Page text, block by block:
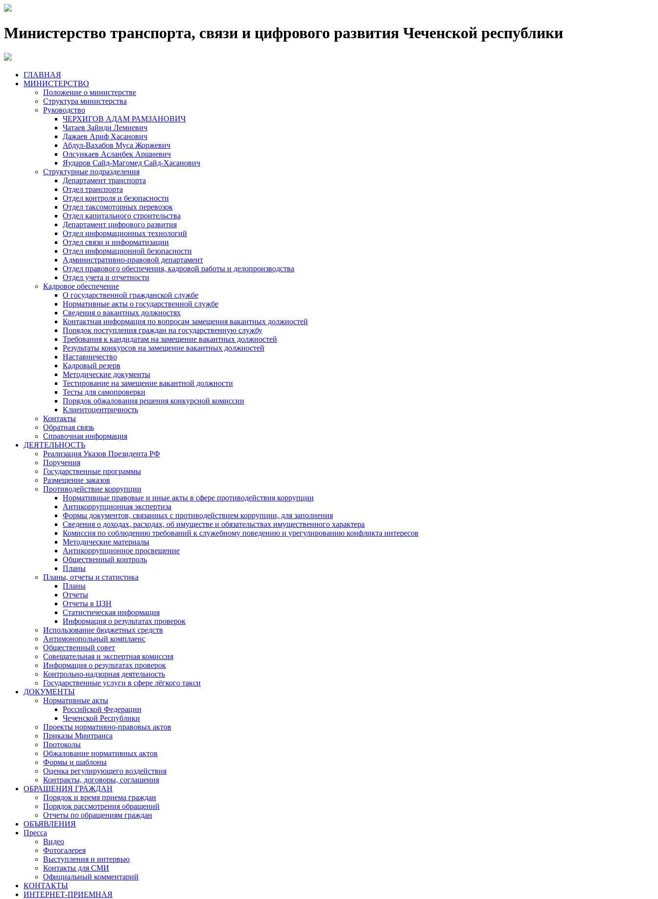
Министерство транспорта, связи и цифрового развития Чеченской республики
ГЛАВНАЯ
МИНИСТЕРСТВО
Положение о министерстве
Структура министерства
Руководство
ЧЕРХИГОВ АДАМ РАМЗАНОВИЧ
Чатаев Зайнди Лемиевич
Дажаев Ариф Хасанович
Абдул-Вахабов Муса Жоржевич
Олсункаев Асланбек Аршиевич
Яударов Сайд-Магомед Сайд-Хасанович
Структурные подразделения
Департамент транспорта
Отдел транспорта
Отдел контроля и безопасности
Отдел таксомоторных перевозок
Отдел капитального строительства
Департамент цифрового развития
Отдел информационных технологий
Отдел связи и информатизации
Отдел информационной безопасности
Административно-правовой департамент
Отдел правового обеспечения, кадровой работы и делопроизводства
Отдел учета и отчетности
Кадровое обеспечение
О государственной гражданской службе
Нормативные акты о государственной службе
Сведения о вакантных должностях
Контактная информация по вопросам замещения вакантных должностей
Порядок поступления граждан на государственную службу
Требования к кандидатам на замещение вакантных должностей
Результаты конкурсов на замещение вакантных должностей
Наставничество
Кадровый резерв
Методические документы
Тестирование на замещение вакантной должности
Тесты для самопроверки
Порядок обжалования решения конкурсной комиссии
Клиентоцентричность
Контакты
Обратная связь
Справочная информация
ДЕЯТЕЛЬНОСТЬ
Реализация Указов Президента РФ
Поручения
Государственные программы
Размещение заказов
Противодействие коррупции
Нормативные правовые и иные акты в сфере противодействия коррупции
Антикоррупционная экспертиза
Формы документов, связанных с противодействием коррупции, для заполнения
Сведения о доходах, расходах, об имуществе и обязательствах имущественного характера
Комиссия по соблюдению требований к служебному поведению и урегулированию конфликта интересов
Методические материалы
Антикоррупционное просвещение
Общественный контроль
Планы
Планы, отчеты и статистика
Планы
Отчеты
Отчеты в ЦЗН
Статистическая информация
Информация о результатах проверок
Использование бюджетных средств
Антимонопольный комплаенс
Общественный совет
Совещательная и экспертная комиссия
Информация о результатах проверок
Контрольно-надзорная деятельность
Государственные услуги в сфере лёгкого такси
ДОКУМЕНТЫ
Нормативные акты
Российской Федерации
Чеченской Республики
Проекты нормативно-правовых актов
Приказы Минтранса
Протоколы
Обжалование нормативных актов
Формы и шаблоны
Оценка регулирующего воздействия
Контракты, договоры, соглашения
ОБРАЩЕНИЯ ГРАЖДАН
Порядок и время приема граждан
Порядок рассмотрения обращений
Отчеты по обращениям граждан
ОБЪЯВЛЕНИЯ
Пресса
Видео
Фотогалерея
Выступления и интервью
Контакты для СМИ
Официальный комментарий
КОНТАКТЫ
ИНТЕРНЕТ-ПРИЕМНАЯ